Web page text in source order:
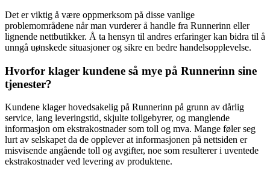
Det er viktig å være oppmerksom på disse vanlige
problemområdene når man vurderer å handle fra Runnerinn eller
lignende nettbutikker. Å ta hensyn til andres erfaringer kan bidra til å
unngå uønskede situasjoner og sikre en bedre handelsopplevelse.
Hvorfor klager kundene så mye på Runnerinn sine
tjenester?
Kundene klager hovedsakelig på Runnerinn på grunn av dårlig
service, lang leveringstid, skjulte tollgebyrer, og manglende
informasjon om ekstrakostnader som toll og mva. Mange føler seg
lurt av selskapet da de opplever at informasjonen på nettsiden er
misvisende angående toll og avgifter, noe som resulterer i uventede
ekstrakostnader ved levering av produktene.